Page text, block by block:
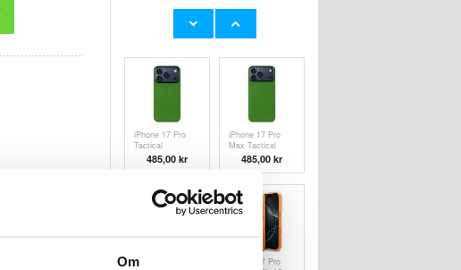
Om
Aramid-Skal -
iPhone 17 Pro
MagForce
Aramid-Skal -
iPhone 17 Pro
Tactical
MagForce
Aramid-Skal -
485,00 kr
iPhone 17 Pro
Max Tactical
MagForce
Aramid-Skal -
Grön padda
485,00 kr
iPhone Air
iPhone 17 Pro